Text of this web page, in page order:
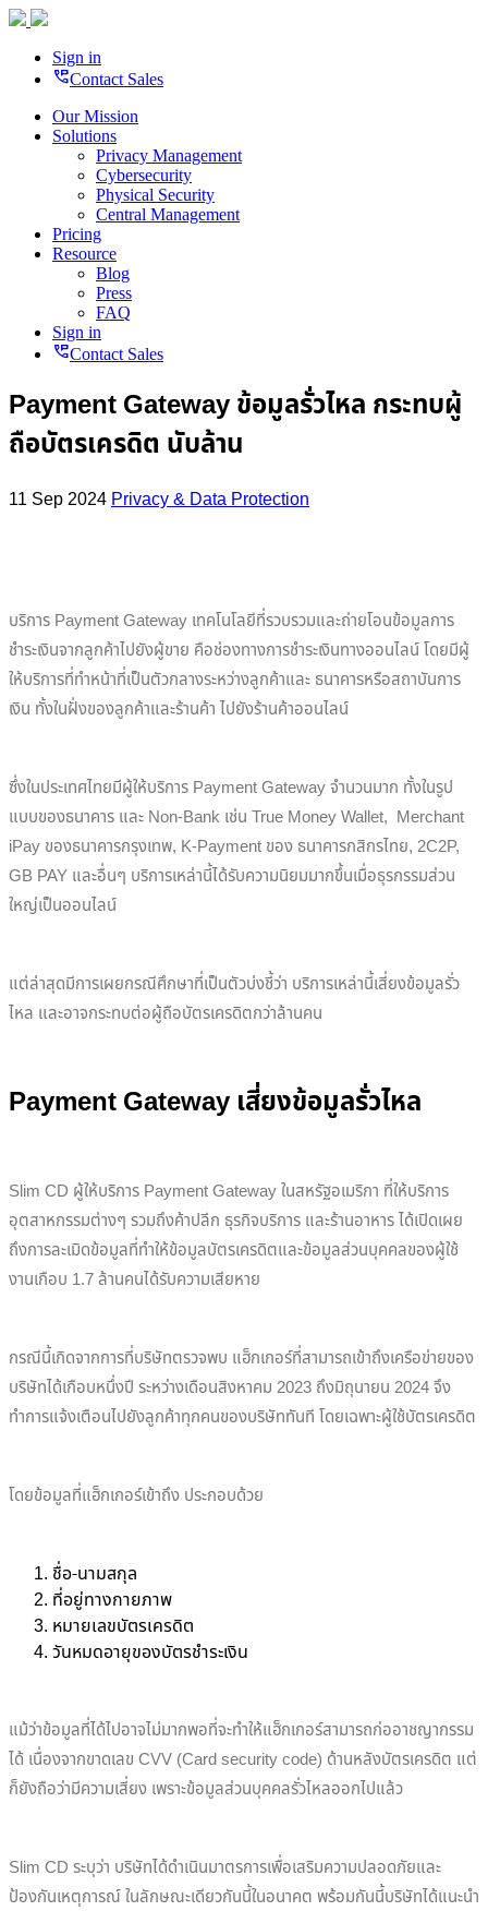
Sign in
perm_phone_msgContact Sales
Our Mission
Solutions
Privacy Management
Cybersecurity
Physical Security
Central Management
Pricing
Resource
Blog
Press
FAQ
Sign in
perm_phone_msgContact Sales
Payment Gateway ข้อมูลรั่วไหล กระทบผู้
ถือบัตรเครดิต นับล้าน
11 Sep 2024Privacy & Data Protection
บริการ Payment Gateway เทคโนโลยีที่รวบรวมและถ่ายโอนข้อมูลการ
ชำระเงินจากลูกค้าไปยังผู้ขาย คือช่องทางการชำระเงินทางออนไลน์ โดยมีผู้
ให้บริการที่ทำหน้าที่เป็นตัวกลางระหว่างลูกค้าและ ธนาคารหรือสถาบันการ
เงิน ทั้งในฝั่งของลูกค้าและร้านค้า ไปยังร้านค้าออนไลน์
ซึ่งในประเทศไทยมีผู้ให้บริการ Payment Gateway จำนวนมาก ทั้งในรูป
แบบของธนาคาร และ Non-Bank เช่น True Money Wallet, Merchant
iPay ของธนาคารกรุงเทพ, K-Payment ของ ธนาคารกสิกรไทย, 2C2P,
GB PAY และอื่นๆ บริการเหล่านี้ได้รับความนิยมมากขึ้นเมื่อธุรกรรมส่วน
ใหญ่เป็นออนไลน์
แต่ล่าสุดมีการเผยกรณีศึกษาที่เป็นตัวบ่งชี้ว่า บริการเหล่านี้เสี่ยงข้อมูลรั่ว
ไหล และอาจกระทบต่อผู้ถือบัตรเครดิตกว่าล้านคน
Payment Gateway เสี่ยงข้อมูลรั่วไหล
Slim CD ผู้ให้บริการ Payment Gateway ในสหรัฐอเมริกา ที่ให้บริการ
อุตสาหกรรมต่างๆ รวมถึงค้าปลีก ธุรกิจบริการ และร้านอาหาร ได้เปิดเผย
ถึงการละเมิดข้อมูลที่ทำให้ข้อมูลบัตรเครดิตและข้อมูลส่วนบุคคลของผู้ใช้
งานเกือบ 1.7 ล้านคนได้รับความเสียหาย
กรณีนี้เกิดจากการที่บริษัทตรวจพบ แฮ็กเกอร์ที่สามารถเข้าถึงเครือข่ายของ
บริษัทได้เกือบหนึ่งปี ระหว่างเดือนสิงหาคม 2023 ถึงมิถุนายน 2024 จึง
ทำการแจ้งเตือนไปยังลูกค้าทุกคนของบริษัททันที โดยเฉพาะผู้ใช้บัตรเครดิต
โดยข้อมูลที่แฮ็กเกอร์เข้าถึง ประกอบด้วย
ชื่อ-นามสกุล
ที่อยู่ทางกายภาพ
หมายเลขบัตรเครดิต
วันหมดอายุของบัตรชำระเงิน
แม้ว่าข้อมูลที่ได้ไปอาจไม่มากพอที่จะทำให้แฮ็กเกอร์สามารถก่ออาชญากรรม
ได้ เนื่องจากขาดเลข CVV (Card security code) ด้านหลังบัตรเครดิต แต่
ก็ยังถือว่ามีความเสี่ยง เพราะข้อมูลส่วนบุคคลรั่วไหลออกไปแล้ว
Slim CD ระบุว่า บริษัทได้ดำเนินมาตรการเพื่อเสริมความปลอดภัยและ
ป้องกันเหตุการณ์ ในลักษณะเดียวกันนี้ในอนาคต พร้อมกันนี้บริษัทได้แนะนำ